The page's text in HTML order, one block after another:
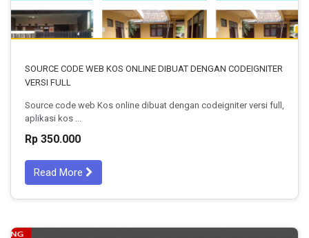
SOURCE CODE WEB KOS ONLINE DIBUAT DENGAN CODEIGNITER
VERSI FULL
Source code web Kos online dibuat dengan codeigniter versi full,
aplikasi kos ...
Rp 350.000
Read More